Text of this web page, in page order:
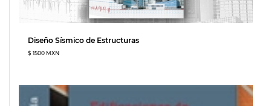
Diseño Sísmico de Estructuras
$ 1500 MXN